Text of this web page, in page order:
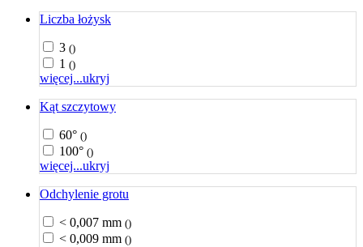
Liczba łożysk
3 ()
1 ()
więcej...ukryj
Kąt szczytowy
60° ()
100° ()
więcej...ukryj
Odchylenie grotu
< 0,007 mm ()
< 0,009 mm ()